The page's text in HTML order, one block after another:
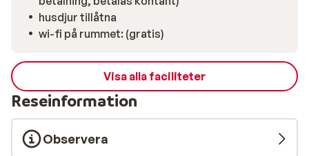
husdjur tillåtna
wi-fi på rummet: (gratis)
Visa alla faciliteter
Reseinformation
Observera